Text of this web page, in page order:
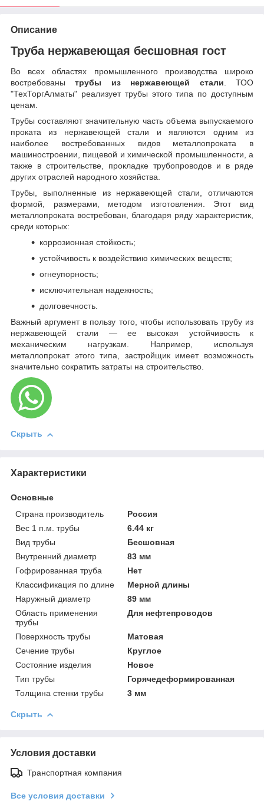
Описание
Труба нержавеющая бесшовная гост
Во всех областях промышленного производства широко
востребованытрубы из нержавеющей стали. ТОО
"ТехТоргАлматы" реализует трубы этого типа по доступным
ценам.
Трубы составляют значительную часть объема выпускаемого
проката из нержавеющей стали и являются одним из
наиболее востребованных видов металлопроката в
машиностроении, пищевой и химической промышленности, а
также в строительстве, прокладке трубопроводов и в ряде
других отраслей народного хозяйства.
Трубы, выполненные из нержавеющей стали, отличаются
формой, размерами, методом изготовления. Этот вид
металлопроката востребован, благодаря ряду характеристик,
среди которых:
коррозионная стойкость;
устойчивость к воздействию химических веществ;
огнеупорность;
исключительная надежность;
долговечность.
Важный аргумент в пользу того, чтобы использовать трубу из
нержавеющей стали — ее высокая устойчивость к
механическим нагрузкам. Например, используя
металлопрокат этого типа, застройщик имеет возможность
значительно сократить затраты на строительство.
Скрыть
Характеристики
Основные
Страна производитель
Россия
Вес 1 п.м. трубы
6.44 кг
Вид трубы
Бесшовная
Внутренний диаметр
83 мм
Гофрированная труба
Нет
Классификация по длине
Мерной длины
Наружный диаметр
89 мм
Область применения
трубы
Для нефтепроводов
Поверхность трубы
Матовая
Сечение трубы
Круглое
Состояние изделия
Новое
Тип трубы
Горячедеформированная
Толщина стенки трубы
3 мм
Скрыть
Условия доставки
Транспортная компания
Все условия доставки